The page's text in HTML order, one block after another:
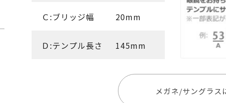
Ｃ:ブリッジ幅 20mm
Ｄ:テンプル長さ 145mm
メガネ/サングラス